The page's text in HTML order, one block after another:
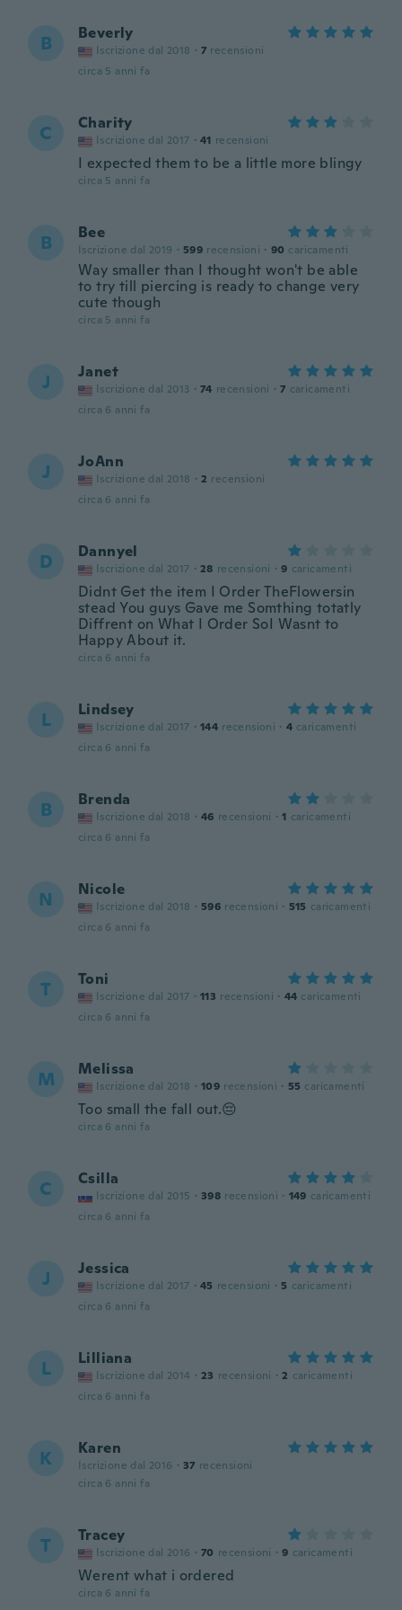
B Beverly
Iscrizione dal 2018 · 7 recensioni
circa 5 anni fa
C Charity
Iscrizione dal 2017 · 41 recensioni
I expected them to be a little more blingy
circa 5 anni fa
B Bee
Iscrizione dal 2019 · 599 recensioni · 90 caricamenti
Way smaller than I thought won't be able
to try till piercing is ready to change very
cute though
circa 5 anni fa
J Janet
Iscrizione dal 2013 · 74 recensioni · 7 caricamenti
circa 6 anni fa
J JoAnn
Iscrizione dal 2018 · 2 recensioni
circa 6 anni fa
D Dannyel
Iscrizione dal 2017 · 28 recensioni · 9 caricamenti
Didnt Get the item I Order TheFlowersin
stead You guys Gave me Somthing totatly
Diffrent on What I Order SoI Wasnt to
Happy About it.
circa 6 anni fa
L Lindsey
Iscrizione dal 2017 · 144 recensioni · 4 caricamenti
circa 6 anni fa
B Brenda
Iscrizione dal 2018 · 46 recensioni · 1 caricamenti
circa 6 anni fa
N Nicole
Iscrizione dal 2018 · 596 recensioni · 515 caricamenti
circa 6 anni fa
T Toni
Iscrizione dal 2017 · 113 recensioni · 44 caricamenti
circa 6 anni fa
M Melissa
Iscrizione dal 2018 · 109 recensioni · 55 caricamenti
Too small the fall out.😔
circa 6 anni fa
C Csilla
Iscrizione dal 2015 · 398 recensioni · 149 caricamenti
circa 6 anni fa
J Jessica
Iscrizione dal 2017 · 45 recensioni · 5 caricamenti
circa 6 anni fa
L Lilliana
Iscrizione dal 2014 · 23 recensioni · 2 caricamenti
circa 6 anni fa
K Karen
Iscrizione dal 2016 · 37 recensioni
circa 6 anni fa
T Tracey
Iscrizione dal 2016 · 70 recensioni · 9 caricamenti
Werent what i ordered
circa 6 anni fa